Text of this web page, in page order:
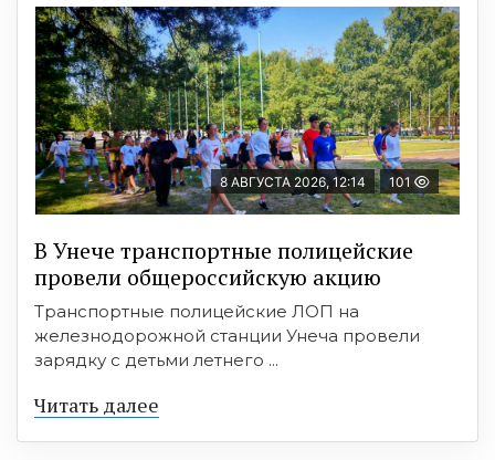
8 АВГУСТА 2026, 12:14 101
В Унече транспортные полицейские
провели общероссийскую акцию
Транспортные полицейские ЛОП на
железнодорожной станции Унеча провели
зарядку с детьми летнего ...
Читать далее